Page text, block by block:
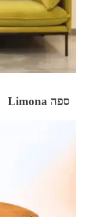
ספה Limona